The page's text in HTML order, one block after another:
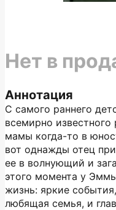
Аннотация
С самого раннего
всемирно
мамы когда-то в
вот однажды отец
ее в волнующий и
этого момента у
жизнь: яркие
любящая семья, и
Нет в